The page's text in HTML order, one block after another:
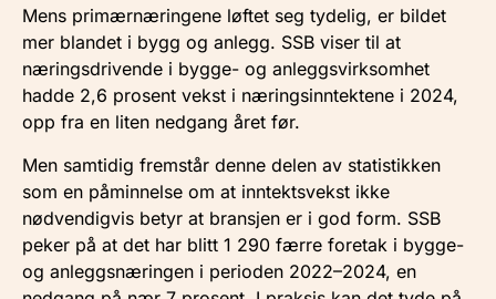
Mens primærnæringene løftet seg tydelig, er bildet
mer blandet i bygg og anlegg. SSB viser til at
næringsdrivende i bygge- og anleggsvirksomhet
hadde 2,6 prosent vekst i næringsinntektene i 2024,
opp fra en liten nedgang året før.
Men samtidig fremstår denne delen av statistikken
som en påminnelse om at inntektsvekst ikke
nødvendigvis betyr at bransjen er i god form. SSB
peker på at det har blitt 1 290 færre foretak i bygge-
og anleggsnæringen i perioden 2022–2024, en